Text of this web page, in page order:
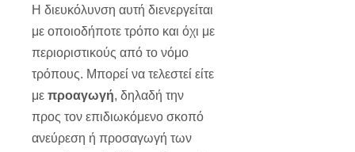
Η διευκόλυνση αυτή διενεργείται
με οποιοδήποτε τρόπο και όχι με
περιοριστικούς από το νόμο
τρόπους. Μπορεί να τελεστεί είτε
με προαγωγή, δηλαδή την
προς τον επιδιωκόμενο σκοπό
ανεύρεση ή προσαγωγή των